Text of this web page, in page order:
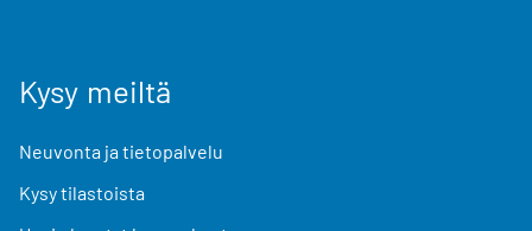
Kysy meiltä
Neuvonta ja tietopalvelu
Kysy tilastoista